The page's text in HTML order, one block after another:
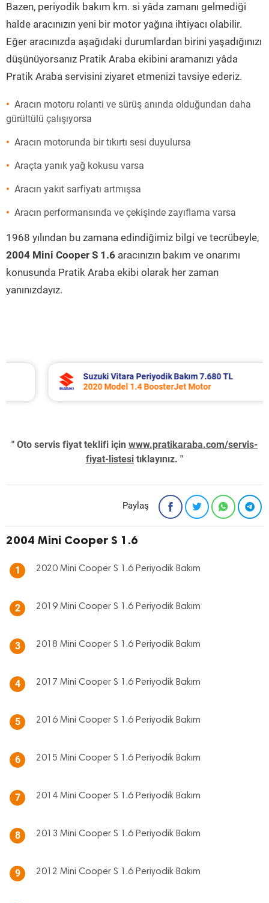
Bazen, periyodik bakım km. si yâda zamanı gelmediği
halde aracınızın yeni bir motor yağına ihtiyacı olabilir.
Eğer aracınızda aşağıdaki durumlardan birini yaşadığınızı
düşünüyorsanız Pratik Araba ekibini aramanızı yâda
Pratik Araba servisini ziyaret etmenizi tavsiye ederiz.
Aracın motoru rolanti ve sürüş anında olduğundan daha
gürültülü çalışıyorsa
Aracın motorunda bir tıkırtı sesi duyulursa
Araçta yanık yağ kokusu varsa
Aracın yakıt sarfiyatı artmışsa
Aracın performansında ve çekişinde zayıflama varsa
1968 yılından bu zamana edindiğimiz bilgi ve tecrübeyle,
2004 Mini Cooper S 1.6 aracınızın bakım ve onarımı
konusunda Pratik Araba ekibi olarak her zaman
yanınızdayız.
Suzuki Vitara Periyodik Bakım 7.680 TL
2020 Model 1.4 BoosterJet Motor
" Oto servis fiyat teklifi için www.pratikaraba.com/servis-
fiyat-listesi tıklayınız. "
Paylaş
2004 Mini Cooper S 1.6
1 2020 Mini Cooper S 1.6 Periyodik Bakım
2 2019 Mini Cooper S 1.6 Periyodik Bakım
3 2018 Mini Cooper S 1.6 Periyodik Bakım
4 2017 Mini Cooper S 1.6 Periyodik Bakım
5 2016 Mini Cooper S 1.6 Periyodik Bakım
6 2015 Mini Cooper S 1.6 Periyodik Bakım
7 2014 Mini Cooper S 1.6 Periyodik Bakım
8 2013 Mini Cooper S 1.6 Periyodik Bakım
9 2012 Mini Cooper S 1.6 Periyodik Bakım